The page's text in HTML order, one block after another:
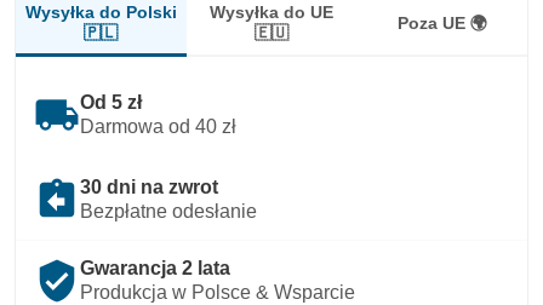
Wysyłka do Polski
🇵🇱
Wysyłka do UE
🇪🇺
Poza UE 🌍
local_shippingOd 5 zł
Darmowa od 40 zł
assignment_return 30 dni na zwrot
Bezpłatne odesłanie
verified_user Gwarancja 2 lata
Produkcja w Polsce & Wsparcie